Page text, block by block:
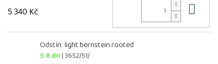
5 340 Kč
Odstín: light bernstein rooted
5-8 dní| 3652/51/